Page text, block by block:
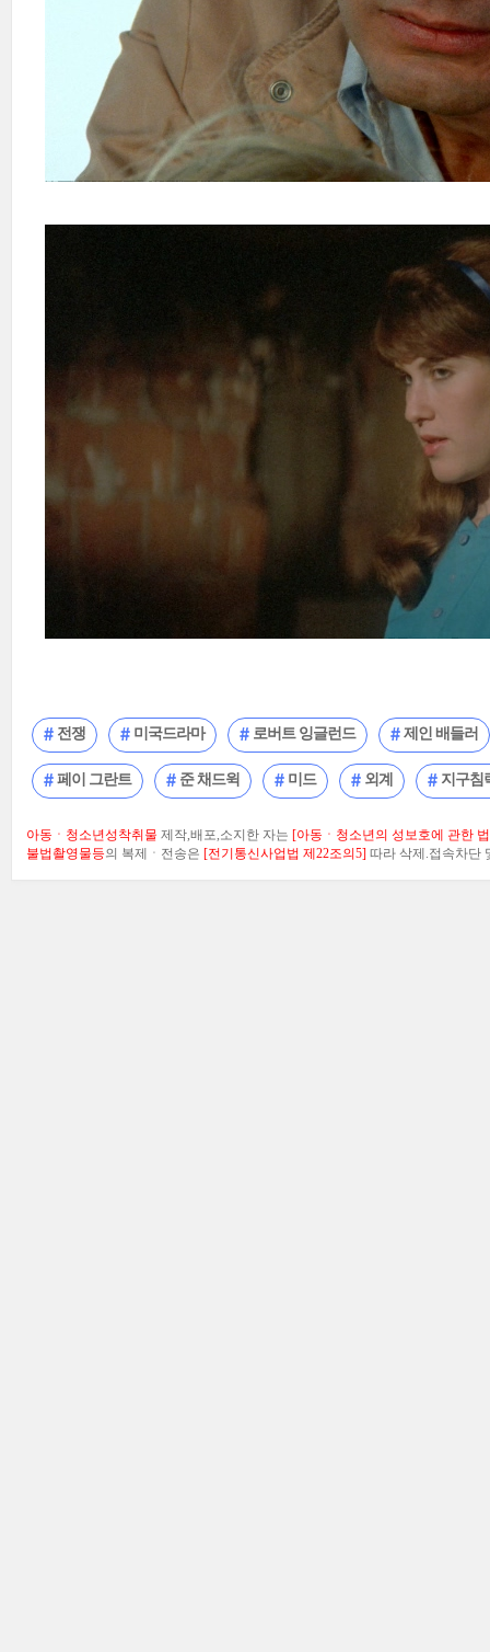
전쟁 미국드라마 로버트 잉글런드 제인 배들러
페이 그란트 준 채드윅 미드 외계 지구침
아동ㆍ청소년성착취물 제작,배포,소지한 자는 [아동ㆍ청소년의 성보호에 관한
불법촬영물등의 복제ㆍ전송은 [전기통신사업법 제22조의5] 따라 삭제.접속차단